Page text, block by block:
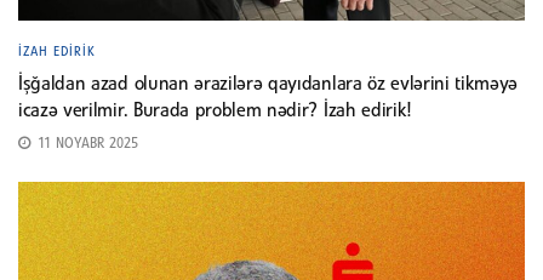
İZAH EDIRIK
İşğaldan azad olunan ərazilərə qayıdanlara öz evlərini tikməyə
icazə verilmir. Burada problem nədir? İzah edirik!
11 NOYABR 2025